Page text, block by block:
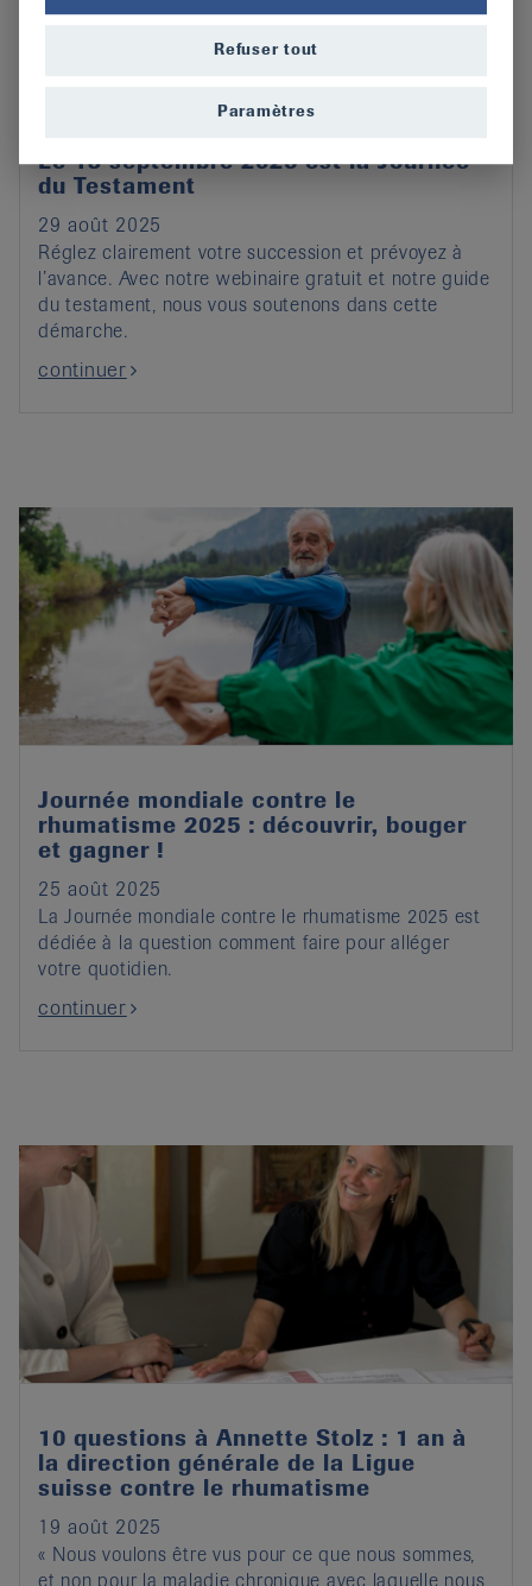
Le 13 septembre 2025 est la Journée
du Testament
29 août 2025
Réglez clairement votre succession et prévoyez à
l’avance. Avec notre webinaire gratuit et notre guide
du testament, nous vous soutenons dans cette
démarche.
continuer
Journée mondiale contre le
rhumatisme 2025 : découvrir, bouger
et gagner !
25 août 2025
La Journée mondiale contre le rhumatisme 2025 est
dédiée à la question comment faire pour alléger
votre quotidien.
continuer
10 questions à Annette Stolz : 1 an à
la direction générale de la Ligue
suisse contre le rhumatisme
19 août 2025
« Nous voulons être vus pour ce que nous sommes,
et non pour la maladie chronique avec laquelle nous
Refuser tout
Paramètres